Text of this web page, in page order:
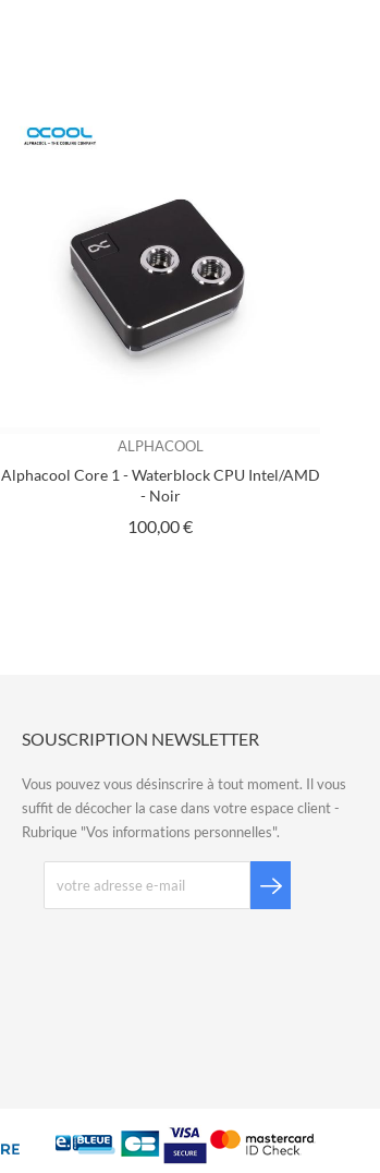
ALPHACOOL
Alphacool Core 1 - Waterblock CPU Intel/AMD
- Noir
100,00 €Prix
SOUSCRIPTION NEWSLETTER
Vous pouvez vous désinscrire à tout moment. Il vous
suffit de décocher la case dans votre espace client -
Rubrique "Vos informations personnelles".